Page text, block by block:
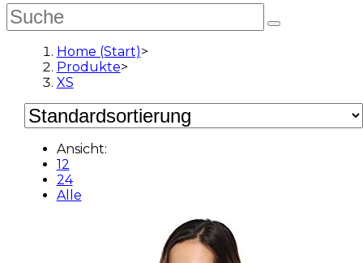
Home (Start)>
Produkte>
XS
Ansicht:
12
24
Alle